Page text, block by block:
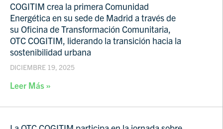
COGITIM crea la primera Comunidad
Energética en su sede de Madrid a través de
su Oficina de Transformación Comunitaria,
OTC COGITIM, liderando la transición hacia la
sostenibilidad urbana
DICIEMBRE 19, 2025
Leer Más »